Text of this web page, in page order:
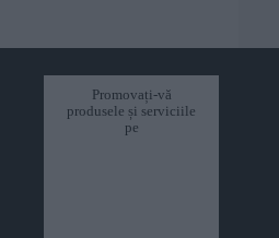
Promovați-vă
produsele și serviciile
pe